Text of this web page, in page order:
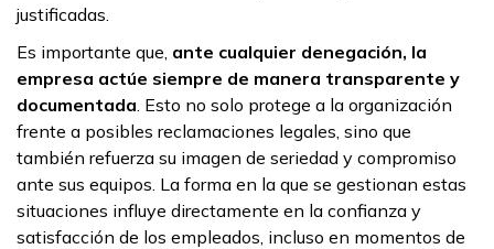
justificadas.
Es importante que, ante cualquier denegación, la
empresa actúe siempre de manera transparente y
documentada . Esto no solo protege a la organización
frente a posibles reclamaciones legales, sino que
también refuerza su imagen de seriedad y compromiso
ante sus equipos. La forma en la que se gestionan estas
situaciones influye directamente en la confianza y
satisfacción de los empleados, incluso en momentos de